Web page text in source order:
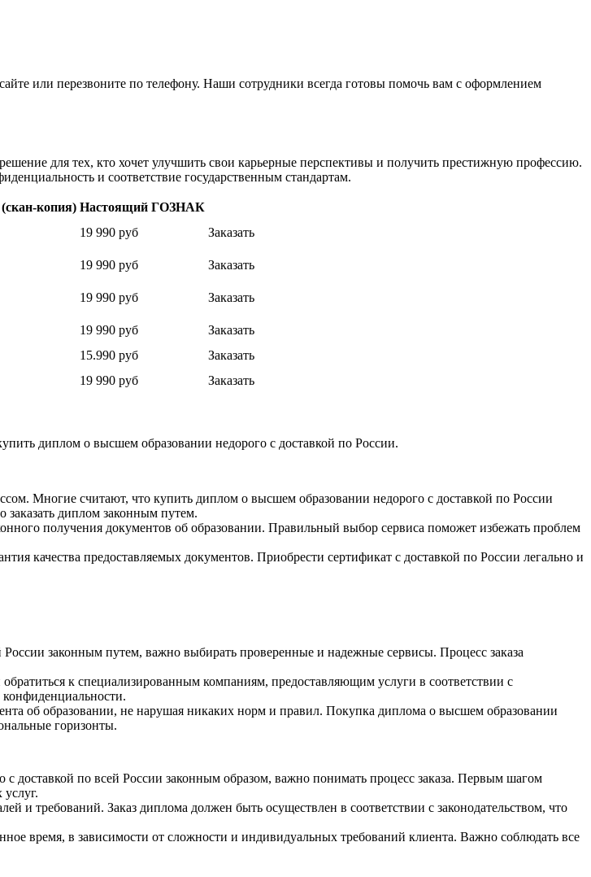
или перезвоните по телефону. Наши сотрудники всегда готовы помочь вам с оформлением
для тех, кто хочет улучшить свои карьерные перспективы и получить престижную профессию.
и соответствие государственным стандартам.
копия) Настоящий ГОЗНАК
19 990 руб
Заказать
19 990 руб
Заказать
19 990 руб
Заказать
19 990 руб
Заказать
15.990 руб
Заказать
19 990 руб Заказать
диплом о высшем образовании недорого с доставкой по России.
Многие считают, что купить диплом о высшем образовании недорого с доставкой по России
диплом законным путем.​
получения документов об образовании. Правильный выбор сервиса поможет избежать проблем
качества предоставляемых документов.​ Приобрести сертификат с доставкой по России легально и
законным путем, важно выбирать проверенные и надежные сервисы. Процесс заказа
к специализированным компаниям, предоставляющим услуги в соответствии с
конфиденциальности.
об образовании, не нарушая никаких норм и правил.​ Покупка диплома о высшем образовании
горизонты.
доставкой по всей России законным образом, важно понимать процесс заказа.​ Первым шагом
и требований.​ Заказ диплома должен быть осуществлен в соответствии с законодательством, что
время, в зависимости от сложности и индивидуальных требований клиента.​ Важно соблюдать все